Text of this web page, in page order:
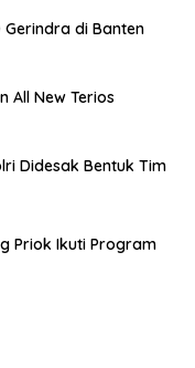
Gerindra di Banten
All New Terios
Didesak Bentuk Tim
Priok Ikuti Program